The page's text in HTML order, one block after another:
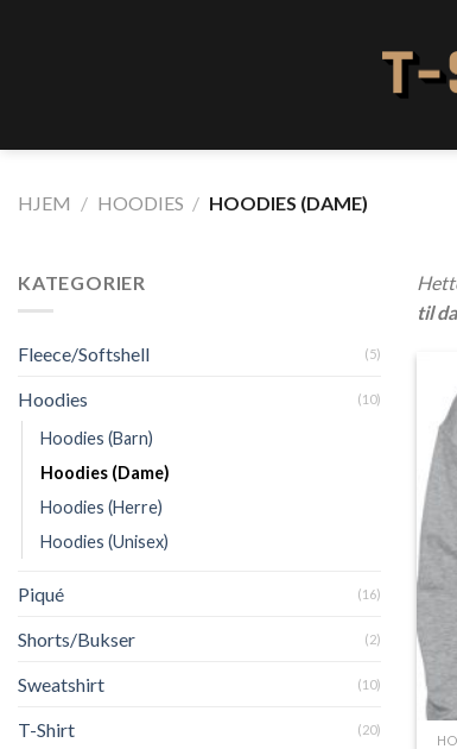
HJEM / HOODIES / HOODIES (DAME)
KATEGORIER
Fleece/Softshell (5)
Hoodies (10)
Hoodies (Barn)
Hoodies (Dame)
Hoodies (Herre)
Hoodies (Unisex)
Piqué (16)
Shorts/Bukser (2)
Sweatshirt (10)
T-Shirt (20)
til